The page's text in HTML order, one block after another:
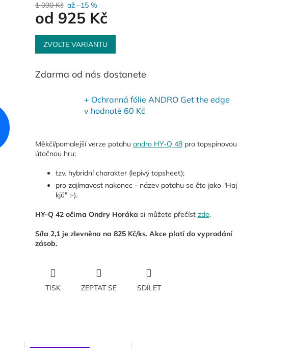
1 090 Kč až –15 %
od 925 Kč
Měrná
cena:
ZVOLTE VARIANTU
Zdarma od nás dostanete
+ Ochranná fólie ANDRO Get the edge
v hodnotě 60 Kč
Měkčí/pomalejší verze potahu andro HY-Q 48pro topspinovou
útočnou hru;
tzv. hybridní charakter (lepivý topsheet);
pro zajímavost nakonec - název potahu se čte jako "Haj
kjů" :-).
HY-Q 42 očima Ondry Horáka si můžete přečíst zde.
Síla 2,1 je zlevněna na 825 Kč/ks. Akce platí do vyprodání
zásob.
TISK ZEPTAT SE SDÍLET